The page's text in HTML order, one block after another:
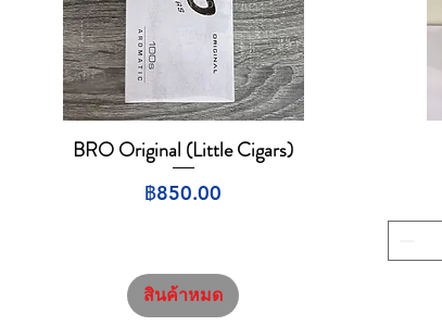
ดูข้อมูลด่วน
BRO Original (Little Cigars)
ราคา
฿850.00
สินค้าหมด